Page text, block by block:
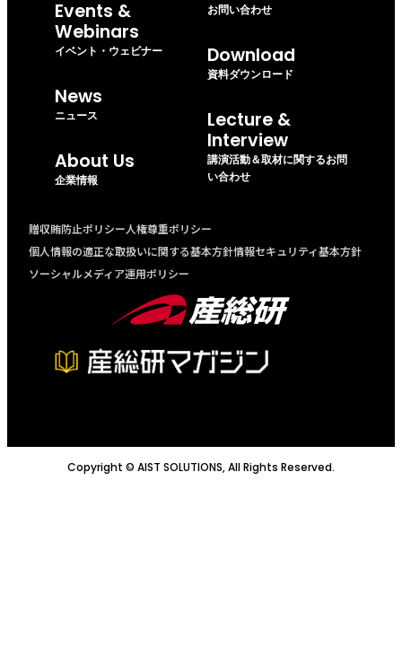
Events &
Webinars
イベント・ウェビナー
News
ニュース
About Us
企業情報
お問い合わせ
Download
資料ダウンロード
Lecture &
Interview
講演活動＆取材に関するお問
い合わせ
贈収賄防止ポリシー人権尊重ポリシー
個人情報の適正な取扱いに関する基本方針情報セキュリティ基本方針
ソーシャルメディア運用ポリシー
Copyright © AIST SOLUTIONS, All Rights Reserved.